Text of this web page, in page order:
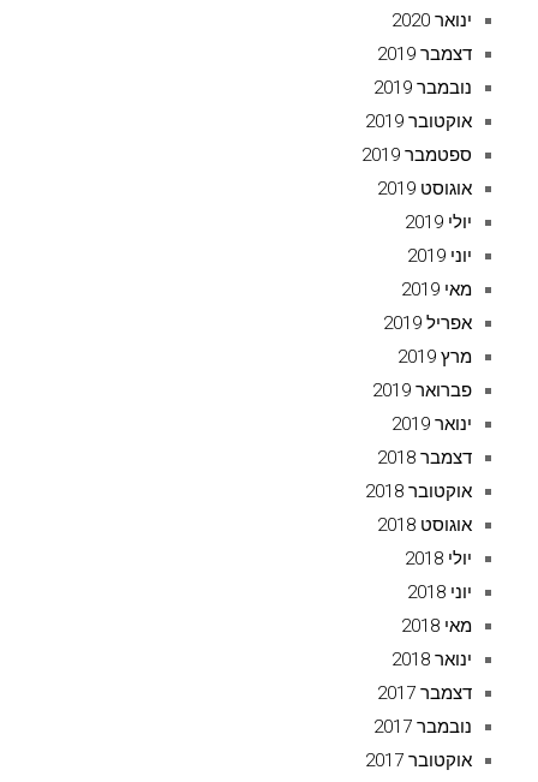
ינואר 2020
דצמבר 2019
נובמבר 2019
אוקטובר 2019
ספטמבר 2019
אוגוסט 2019
יולי 2019
יוני 2019
מאי 2019
אפריל 2019
מרץ 2019
פברואר 2019
ינואר 2019
דצמבר 2018
אוקטובר 2018
אוגוסט 2018
יולי 2018
יוני 2018
מאי 2018
ינואר 2018
דצמבר 2017
נובמבר 2017
אוקטובר 2017